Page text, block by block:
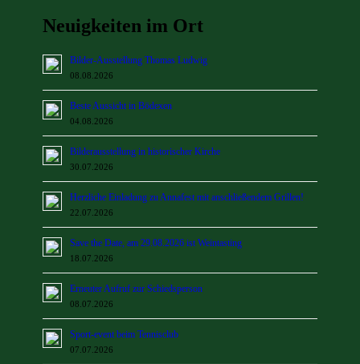
Neuigkeiten im Ort
Bilder-Ausstellung Thomas Ludwig
08.08.2026
Beste Aussicht in Bödexen
04.08.2026
Bilderausstellung in historischer Kirche
30.07.2026
Herzliche Einladung zu Annafest mit anschließendem Grillen!
22.07.2026
Save the Date, am 29.08.2026 ist Weintasting
18.07.2026
Erneuter Aufruf zur Schiedsperson
08.07.2026
Sport-event beim Tennisclub
07.07.2026